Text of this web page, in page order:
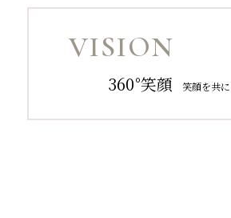
HOME
VISION
360°笑顔 笑顔を共